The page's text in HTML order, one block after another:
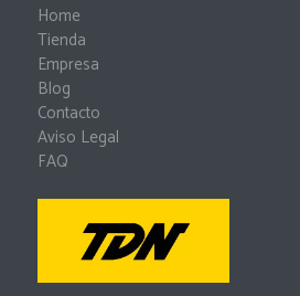
Home
Tienda
Empresa
Blog
Contacto
Aviso Legal
FAQ